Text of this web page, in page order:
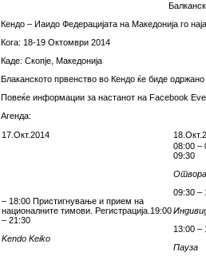
Кендо – Иаидо Федерацијата на Македонија го
Кога: 18-19 Октомври 2014
Каде: Скопје, Македонија
Блаканското првенство во Кендо ќе биде одржано
Повеќе информации за настанот на Facebook
Агенда:
17.Окт.2014
– 18:00 Пристигнување и прием на
националните тимови. Регистрација.19:00
– 21:30
Kendo Keiko
08:00 –
09:30
09:30 –
13:00 –
Пауза